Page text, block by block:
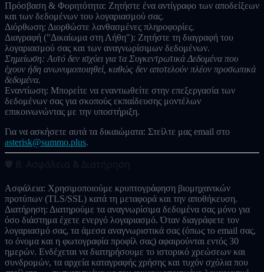
Πρόσβαση & Φορητότητα: Ζητήστε ένα αντίγραφο των αποδείξεων
και των δεδομένων του λογαριασμού σας.
Διόρθωση: Διορθώστε λανθασμένες πληροφορίες.
Διαγραφή ("Δικαίωμα στη Λήθη"): Ζητήστε τη διαγραφή του
λογαριασμού σας και των αναγνωρίσιμων δεδομένων.
Σημείωση: Αυτό δεν ισχύει για τα Συγκεντρωτικά Δεδομένα που
έχουν ήδη ανωνυμοποιηθεί, καθώς δεν αποτελούν πλέον προσωπικά
δεδομένα.
Εναντίωση: Μπορείτε να εναντιωθείτε στην επεξεργασία των
δεδομένων σας για σκοπούς εκπαίδευσης μοντέλων
επικοινωνώντας με την υποστήριξη.
Για να ασκήσετε αυτά τα δικαιώματα: Στείλτε μας email στο
asterisk@summo.plus.
🛡️ 8. Ασφάλεια & Διατήρηση
Ασφάλεια: Χρησιμοποιούμε κρυπτογράφηση βιομηχανικών
προτύπων (TLS/SSL) κατά τη μεταφορά και την αποθήκευση.
Διατήρηση: Διατηρούμε τα αναγνωρίσιμα δεδομένα σας μόνο για
όσο διάστημα έχετε ενεργό λογαριασμό. Όταν διαγράφετε τον
λογαριασμό σας, τα άμεσα αναγνωριστικά σας (όπως το email σας,
το όνομα και η φωτογραφία προφίλ σας) αφαιρούνται εντός 30
ημερών. Ενδέχεται να διατηρήσουμε το ιστορικό χρεώσεων και
συνδρομών, τα αρχεία καταγραφής χρήσης και τυχόν σχόλια που